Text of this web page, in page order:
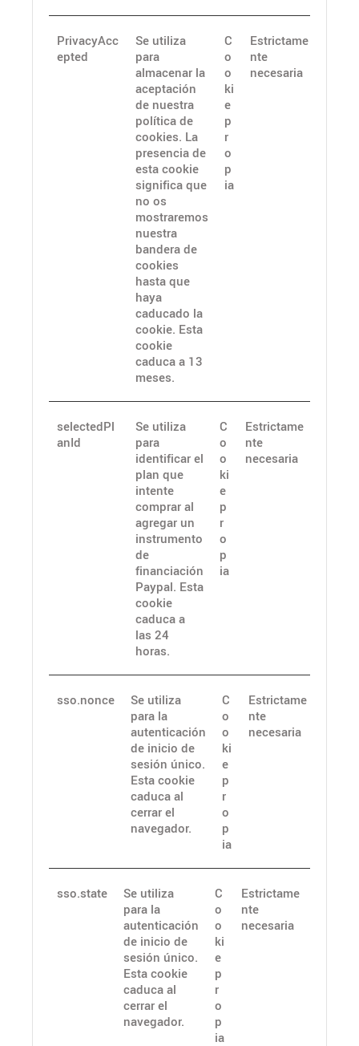
PrivacyAcc
epted
Se utiliza
para
almacenar la
aceptación
de nuestra
política de
cookies. La
presencia de
esta cookie
significa que
no os
mostraremos
nuestra
bandera de
cookies
hasta que
haya
caducado la
cookie. Esta
cookie
caduca a 13
meses.
C
o
o
ki
e
p
r
o
p
ia
Estrictame
nte
necesaria
selectedPl
anId
Se utiliza
para
identificar el
plan que
intente
comprar al
agregar un
instrumento
de
financiación
Paypal. Esta
cookie
caduca a
las 24
horas.
C
o
o
ki
e
p
r
o
p
ia
Estrictame
nte
necesaria
sso.nonce
Se utiliza
para la
autenticación
de inicio de
sesión único.
Esta cookie
caduca al
cerrar el
navegador.
C
o
o
ki
e
p
r
o
p
ia
Estrictame
nte
necesaria
sso.state
Se utiliza
para la
autenticación
de inicio de
sesión único.
Esta cookie
caduca al
cerrar el
navegador.
C
o
o
ki
e
p
r
o
p
ia
Estrictame
nte
necesaria